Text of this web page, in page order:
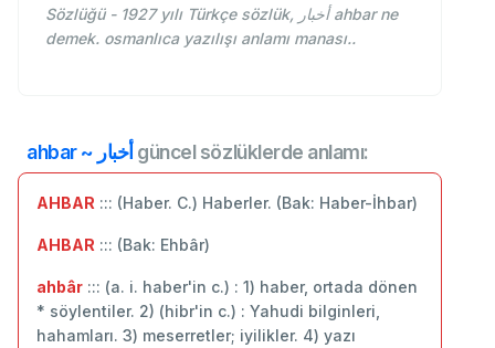
Sözlüğü - 1927 yılı Türkçe sözlük, أخبار ahbar ne
demek. osmanlıca yazılışı anlamı manası..
ahbar ~ أخبارgüncel sözlüklerde anlamı:
AHBAR ::: (Haber. C.) Haberler. (Bak: Haber-İhbar)
AHBAR ::: (Bak: Ehbâr)
ahbâr ::: (a. i. haber'in c.) : 1) haber, ortada dönen
* söylentiler. 2) (hibr'in c.) : Yahudi bilginleri,
hahamları. 3) meserretler; iyilikler. 4) yazı